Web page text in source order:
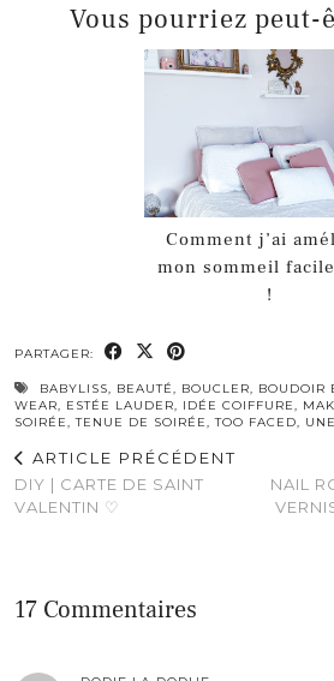
Vous pourriez peut-
Comment j’ai
mon sommeil
!
PARTAGER:
BABYLISS, BEAUTÉ, BOUCLER, BOUDOIR
WEAR, ESTÉE LAUDER, IDÉE COIFFURE,
SOIRÉE,TENUE DE SOIRÉE,TOO FACED, UNE
ARTICLE PRÉCÉDENT
DIY | CARTE DE SAINT
VALENTIN ♡
NAIL
17 Commentaires